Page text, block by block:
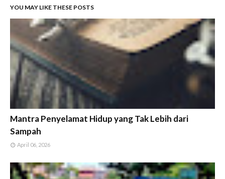
YOU MAY LIKE THESE POSTS
Mantra Penyelamat Hidup yang Tak Lebih dari
Sampah
April 06, 2026